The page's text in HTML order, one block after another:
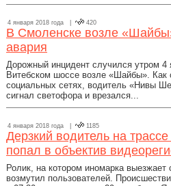
4 января 2018 года | 420
В Смоленске возле
авария
Дорожный инцидент случился утром 4
Витебском шоссе возле «Шайбы».
социальных сетях, водитель «Нивы
сигнал светофора и врезался...
4 января 2018 года | 1185
Дерзкий водитель на
попал в объектив
Ролик, на котором иномарка выезжает
возмутил пользователей.